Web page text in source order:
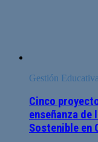
Gestión Educativa
Cinco
enseñanza de
Sostenible en